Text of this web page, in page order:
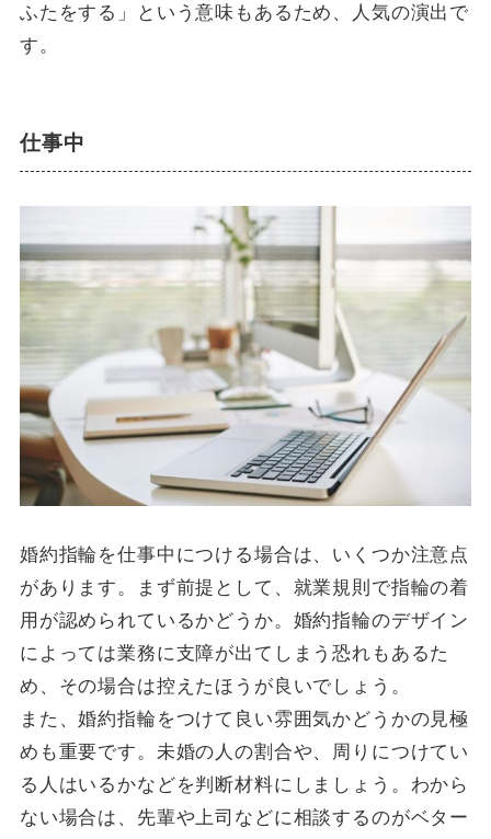
ふたをする」という意味もあるため、人気の演出で
す。
仕事中
婚約指輪を仕事中につける場合は、いくつか注意点
があります。まず前提として、就業規則で指輪の着
用が認められているかどうか。婚約指輪のデザイン
によっては業務に支障が出てしまう恐れもあるた
め、その場合は控えたほうが良いでしょう。
また、婚約指輪をつけて良い雰囲気かどうかの見極
めも重要です。未婚の人の割合や、周りにつけてい
る人はいるかなどを判断材料にしましょう。わから
ない場合は、先輩や上司などに相談するのがベター